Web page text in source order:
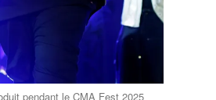
pendant le CMA Fest 2025